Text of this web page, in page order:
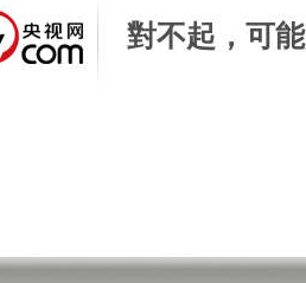
對不起，可